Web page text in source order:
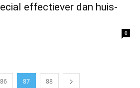
effectiever dan huis-
0
86 87 88